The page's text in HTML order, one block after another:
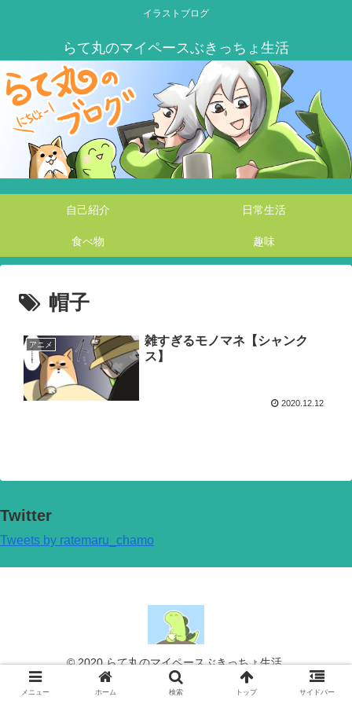
イラストブログ
自己紹介 日常生活
食べ物 趣味
帽子
アニメ
雑すぎるモノマネ【シャンク
ス】
2020.12.12
Twitter
Tweets by ratemaru_chamo
© 2020 らて丸のマイペースぶきっちょ生活.
メニュー ホーム 検索 トップ サイドバー